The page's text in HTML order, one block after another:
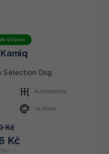
GO plus
Kamiq
Selection Dsg
Automatická
na dotaz
Kč
Kč